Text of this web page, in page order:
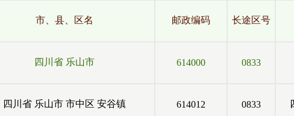
市、县、区名 邮政编码 长途区号
四川省 乐山市 614000 0833
四川省 乐山市 市中区 安谷镇 614012 0833